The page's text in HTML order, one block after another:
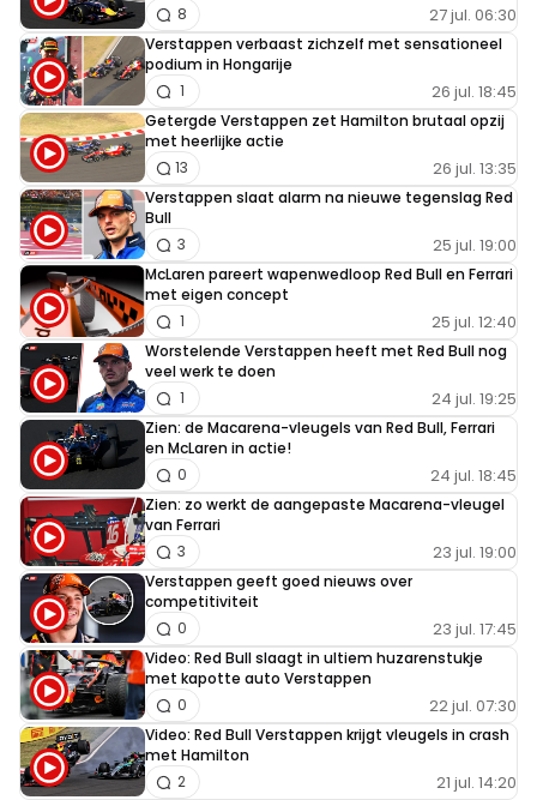
27 jul. 06:30
8
Verstappen verbaast zichzelf met sensationeel
podium in Hongarije
26 jul. 18:45
1
Getergde Verstappen zet Hamilton brutaal opzij
met heerlijke actie
26 jul. 13:35
13
Verstappen slaat alarm na nieuwe tegenslag Red
Bull
25 jul. 19:00
3
McLaren pareert wapenwedloop Red Bull en Ferrari
met eigen concept
25 jul. 12:40
1
Worstelende Verstappen heeft met Red Bull nog
veel werk te doen
24 jul. 19:25
1
Zien: de Macarena-vleugels van Red Bull, Ferrari
en McLaren in actie!
24 jul. 18:45
0
Zien: zo werkt de aangepaste Macarena-vleugel
van Ferrari
23 jul. 19:00
3
Verstappen geeft goed nieuws over
competitiviteit
23 jul. 17:45
0
Video: Red Bull slaagt in ultiem huzarenstukje
met kapotte auto Verstappen
22 jul. 07:30
0
Video: Red Bull Verstappen krijgt vleugels in crash
met Hamilton
21 jul. 14:20
2